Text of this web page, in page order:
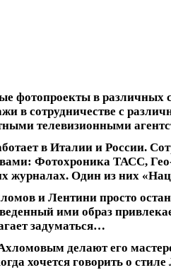
фотопроекты в различных
в сотрудничестве с
телевизионными
в Италии и России.
Фотохроника ТАСС,
журналах. Один из них
и Лентини просто
ими образ
задуматься…
делают его
хочется говорить о